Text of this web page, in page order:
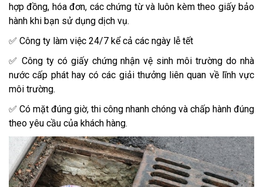
hợp đồng, hóa đơn, các chứng từ và luôn kèm theo giấy bảo
hành khi bạn sử dụng dịch vụ.
✅ Công ty làm việc 24/7 kể cả các ngày lễ tết
✅ Công ty có giấy chứng nhận vệ sinh môi trường do nhà
nước cấp phát hay có các giải thưởng liên quan về lĩnh vực
môi trường.
✅ Có mặt đúng giờ, thi công nhanh chóng và chấp hành đúng
theo yêu cầu của khách hàng.